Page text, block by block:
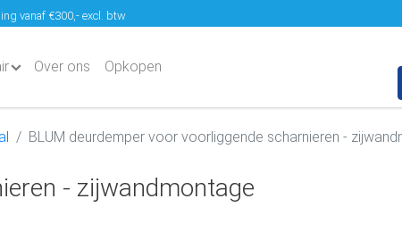
vanaf €300,- excl. btw
Over ons Opkopen
BLUM deurdemper voor voorliggende scharnieren -
- zijwandmontage